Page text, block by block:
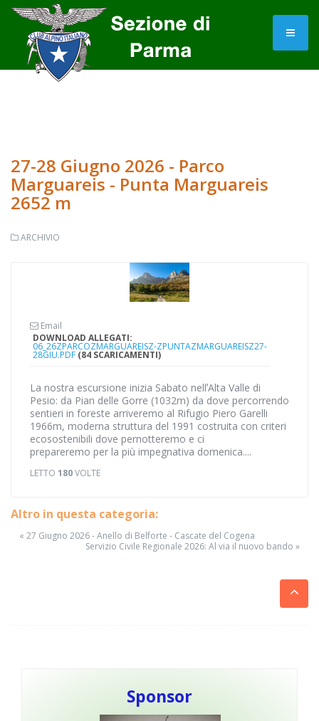
27-28 Giugno 2026 - Parco
Marguareis - Punta Marguareis
2652 m
ARCHIVIO
Email
DOWNLOAD ALLEGATI:
06_26ZPARCOZMARGUAREISZ-ZPUNTAZMARGUAREISZ27-
28GIU.PDF (84 SCARICAMENTI)
La nostra escursione inizia Sabato nellʼAlta Valle di
Pesio: da Pian delle Gorre (1032m) da dove percorrendo
sentieri in foreste arriveremo al Rifugio Piero Garelli
1966m, moderna struttura del 1991 costruita con criteri
ecosostenibili dove pernotteremo e ci
prepareremo per la più impegnativa domenica....
LETTO 180VOLTE
Altro in questa categoria:
« 27 Giugno 2026 - Anello di Belforte - Cascate del Cogena
Servizio Civile Regionale 2026: Al via il nuovo bando »
Sponsor